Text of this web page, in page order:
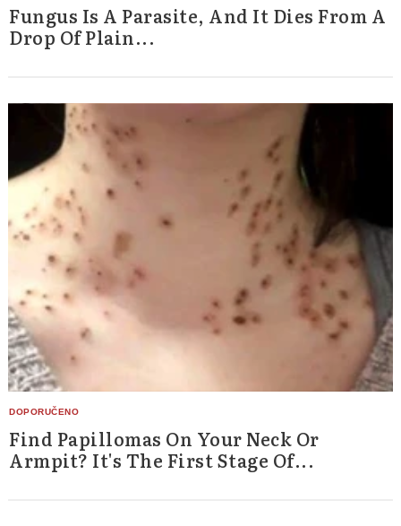
Fungus Is A Parasite, And It Dies From A
Drop Of Plain...
Find Papillomas On Your Neck Or
Armpit? It's The First Stage Of...